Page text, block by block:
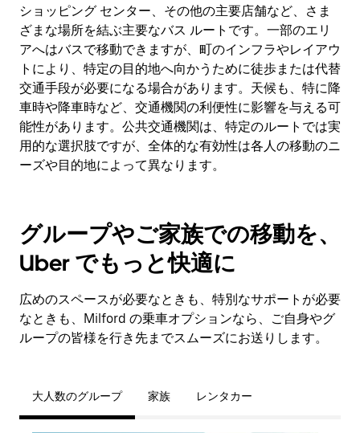
ショッピング センター、その他の主要店舗など、さま
ざまな場所を結ぶ主要なバス ルートです。一部のエリ
アへはバスで移動できますが、町のインフラやレイアウ
トにより、特定の目的地へ向かうために徒歩または代替
交通手段が必要になる場合があります。天候も、特に降
車時や降車時など、交通機関の利便性に影響を与える可
能性があります。公共交通機関は、特定のルートでは実
用的な選択肢ですが、全体的な有効性は各人の移動のニ
ーズや目的地によって異なります。
グループやご家族での移動を、
Uber でもっと快適に
広めのスペースが必要なときも、特別なサポートが必要
なときも、Milford の乗車オプションなら、ご自身やグ
ループの皆様を行き先までスムーズにお送りします。
大人数のグループ 家族 レンタカー